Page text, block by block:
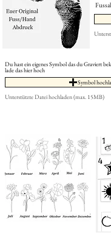
Du hast ein eigenes Symbol das du Graviert
lade das hier hoch
Symbol
Unterstützte Datei hochladen (max. 15MB)